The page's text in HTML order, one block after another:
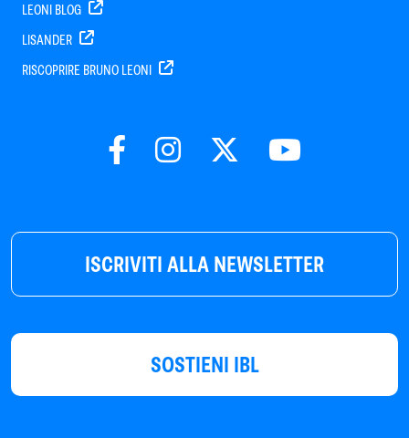
ISCRIVITI ALLA NEWSLETTER
SOSTIENI IBL
LEONI BLOG
LISANDER
RISCOPRIRE BRUNO LEONI